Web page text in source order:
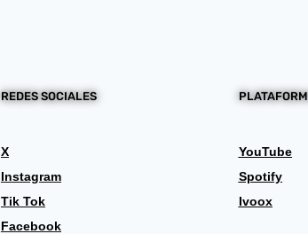
REDES SOCIALES
X
Instagram
Tik Tok
Facebook
YouTube
Spotify
Ivoox